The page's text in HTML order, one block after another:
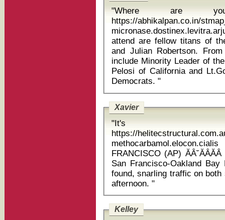
"Where are
https://abhikalpan.co.in/
micronase.dostinex.levitra.arjuna
attend are fellow titans of
and Julian Robertson.
include Minority Leader of
Pelosi of California and
Democrats. "
Xavier
"It's
https://
methocarbamol.elocon.cialis
FRANCISCO (AP)
San Francisco-Oakland
found, snarling traffic on
afternoon. "
Kelley